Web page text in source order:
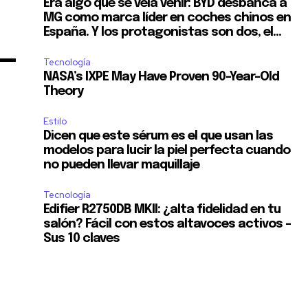
11,243
Seguidores
Era algo que se veía venir: BYD desbanca a
MG como marca líder en coches chinos en
España. Y los protagonistas son dos, el...
Tecnología
NASA’s IXPE May Have Proven 90-Year-Old
Theory
Estilo
Dicen que este sérum es el que usan las
modelos para lucir la piel perfecta cuando
no pueden llevar maquillaje
Tecnología
Edifier R2750DB MKII: ¿alta fidelidad en tu
salón? Fácil con estos altavoces activos –
Sus 10 claves